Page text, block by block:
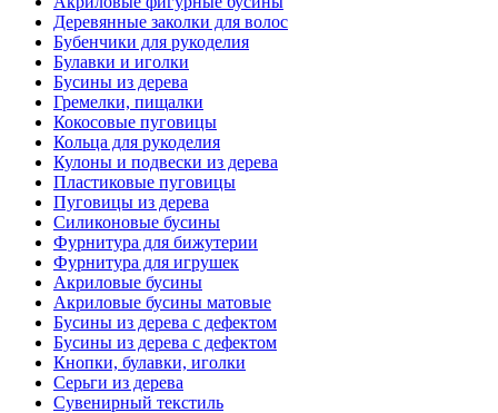
Деревянные заколки для волос
Бубенчики для рукоделия
Булавки и иголки
Бусины из дерева
Гремелки, пищалки
Кокосовые пуговицы
Кольца для рукоделия
Кулоны и подвески из дерева
Пластиковые пуговицы
Пуговицы из дерева
Силиконовые бусины
Фурнитура для бижутерии
Фурнитура для игрушек
Акриловые бусины
Акриловые бусины матовые
Бусины из дерева с дефектом
Бусины из дерева с дефектом
Кнопки, булавки, иголки
Серьги из дерева
Сувенирный текстиль